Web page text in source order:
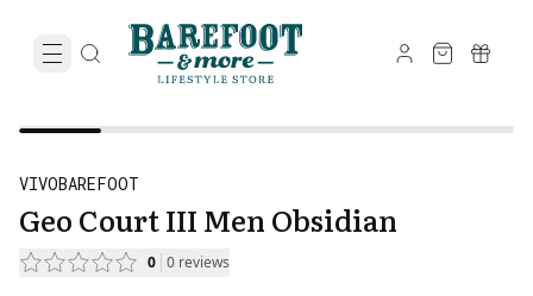
VIVOBAREFOOT
Geo Court III Men Obsidian
0 0 reviews